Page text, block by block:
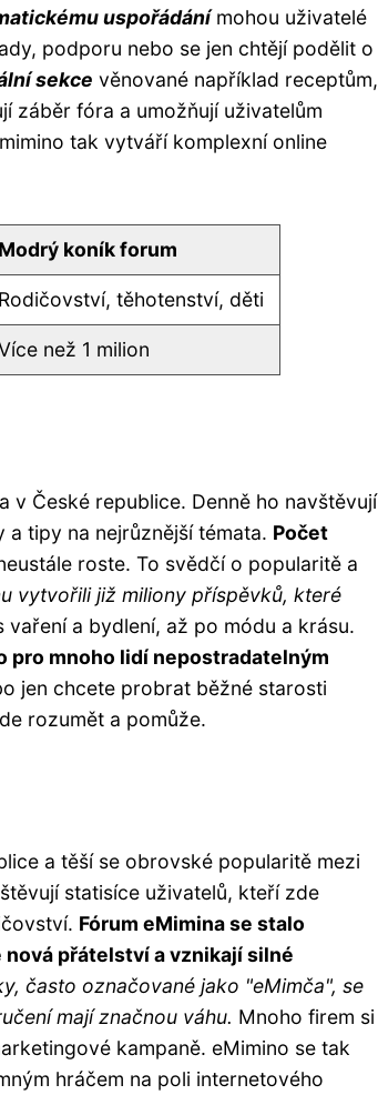
uspořádánímohou uživatelé
podporu nebo se jen chtějí podělit o
sekce věnované například receptům,
záběr fóra a umožňují uživatelům
tak vytváří komplexní online
Modrý koník forum
Rodičovství, těhotenství, děti
než 1 milion
v České republice. Denně ho navštěvují
tipy na nejrůznější témata. Počet
roste. To svědčí o popularitě a
vytvořili již miliony příspěvků, které
a bydlení, až po módu a krásu.
pro mnoho lidí nepostradatelným
jen chcete probrat běžné starosti
rozumět a pomůže.
a těší se obrovské popularitě mezi
statisíce uživatelů, kteří zde
Fórum eMimina se stalo
přátelství a vznikají silné
často označované jako "eMimča", se
mají značnou váhu. Mnoho firem si
kampaně. eMimino se tak
hráčem na poli internetového